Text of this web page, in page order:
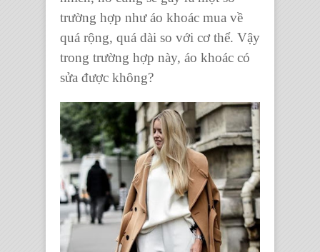
trường hợp nhưáo khoác mua về
quá rộng, quá dài so với cơ thể. Vậy
trong trường hợp này, áo khoác có
sửa được không?